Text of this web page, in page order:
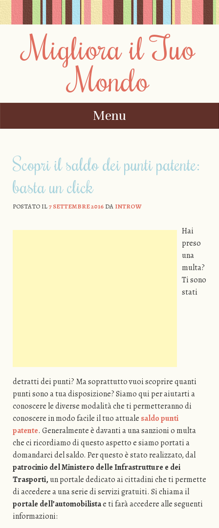
Migliora il Tuo
Mondo
Menu
Scopri il saldo dei punti patente:
basta un click
POSTATO IL7 SETTEMBRE 2016DA INTROW
Hai
preso
una
multa?
Ti sono
stati
detratti dei punti? Ma soprattutto vuoi scoprire quanti
punti sono a tua disposizione? Siamo qui per aiutarti a
conoscere le diverse modalità che ti permetteranno di
conoscere in modo facile il tuo attuale saldo punti
patente. Generalmente è davanti a una sanzioni o multa
che ci ricordiamo di questo aspetto e siamo portati a
domandarci del saldo. Per questo è stato realizzato, dal
patrocinio del Ministero delle Infrastrutture e dei
Trasporti, un portale dedicato ai cittadini che ti permette
di accedere a una serie di servizi gratuiti. Si chiama il
portale dell’automobilistae ti farà accedere alle seguenti
informazioni: